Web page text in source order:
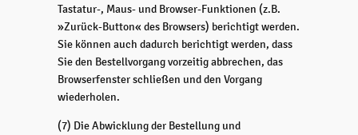
Tastatur-, Maus- und Browser-Funktionen (z.B.
»Zurück-Button« des Browsers) berichtigt werden.
Sie können auch dadurch berichtigt werden, dass
Sie den Bestellvorgang vorzeitig abbrechen, das
Browserfenster schließen und den Vorgang
wiederholen.
(7) Die Abwicklung der Bestellung und